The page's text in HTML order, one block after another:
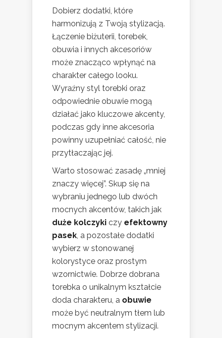
Dobierz dodatki, które
harmonizują z Twoją stylizacją.
Łączenie biżuterii, torebek,
obuwia i innych akcesoriów
może znacząco wpłynąć na
charakter całego looku.
Wyraźny styl torebki oraz
odpowiednie obuwie mogą
działać jako kluczowe akcenty,
podczas gdy inne akcesoria
powinny uzupełniać całość, nie
przytłaczając jej.
Warto stosować zasadę „mniej
znaczy więcej”. Skup się na
wybraniu jednego lub dwóch
mocnych akcentów, takich jak
duże kolczyki czy efektowny
pasek, a pozostałe dodatki
wybierz w stonowanej
kolorystyce oraz prostym
wzornictwie. Dobrze dobrana
torebka o unikalnym kształcie
doda charakteru, a obuwie
może być neutralnym tłem lub
mocnym akcentem stylizacji.